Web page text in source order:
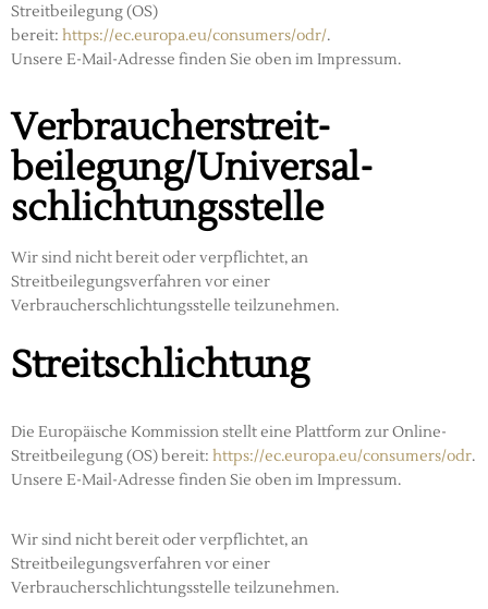
Streitbeilegung (OS)
bereit: https://ec.europa.eu/consumers/odr/.
Unsere E-Mail-Adresse finden Sie oben im Impressum.
Verbraucher­streit­
beilegung/Universal­
schlichtungs­stelle
Wir sind nicht bereit oder verpflichtet, an
Streitbeilegungsverfahren vor einer
Verbraucherschlichtungsstelle teilzunehmen.
Streitschlichtung
Die Europäische Kommission stellt eine Plattform zur Online-
Streitbeilegung (OS) bereit: https://ec.europa.eu/consumers/odr.
Unsere E-Mail-Adresse finden Sie oben im Impressum.
Wir sind nicht bereit oder verpflichtet, an
Streitbeilegungsverfahren vor einer
Verbraucherschlichtungsstelle teilzunehmen.